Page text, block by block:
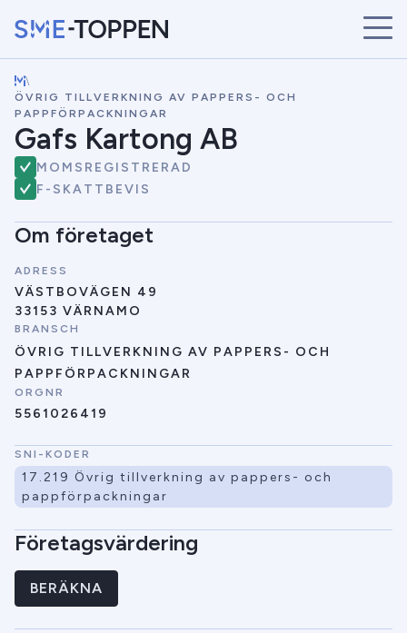
START
ÅRETS VINNARE
BRANSCHER
SÖK
NYHETER
\
ÖVRIG TILLVERKNING AV PAPPERS- OCH
PAPPFÖRPACKNINGAR
Gafs Kartong AB
MOMSREGISTRERAD
F-SKATTBEVIS
Om företaget
ADRESS
VÄSTBOVÄGEN 49
33153 VÄRNAMO
BRANSCH
ÖVRIG TILLVERKNING AV PAPPERS- OCH
PAPPFÖRPACKNINGAR
ORGNR
5561026419
SNI-KODER
17.219 Övrig tillverkning av pappers- och
pappförpackningar
Företagsvärdering
BERÄKNA